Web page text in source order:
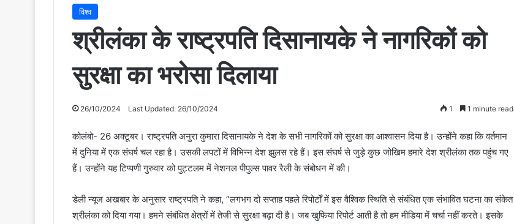
विश्व
श्रीलंका के राष्ट्रपति दिसानायके ने नागरिकों को
सुरक्षा का भरोसा दिलाया
26/10/2024 Last Updated: 26/10/2024 1 1 minute read
कोलंबो- 26 अक्टूबर। राष्ट्रपति अनुरा कुमारा दिसानायके ने देश के सभी नागरिकों को सुरक्षा का आश्वासन दिया है। उन्होंने कहा कि वर्तमान
में दुनिया में एक संघर्ष चल रहा है। उसकी लपटों में विभिन्न देश झुलस रहे हैं। इस संघर्ष से जुड़े कुछ जोखिम हमारे देश श्रीलंका तक पहुंच गए
हैं। उन्होंने यह टिप्पणी गुरुवार को पुट्टलम में नेशनल पीपुल्स पावर रैली के संबोधन में की।
डेली न्यूज अखबार के अनुसार राष्ट्रपति ने कहा, ”लगभग दो सप्ताह पहले रिपोर्टों में इस वैश्विक स्थिति से संबंधित एक संभावित घटना का संकेत
श्रीलंका को दिया गया। हमने संबंधित क्षेत्रों में तेजी से सुरक्षा बढ़ा दी है। जब खुफिया रिपोर्ट आती है तो हम मीडिया में चर्चा नहीं करते। इसके